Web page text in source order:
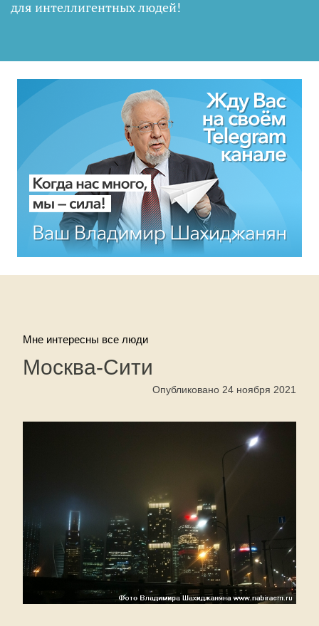
для интеллигентных людей!
Мне интересны все люди
Москва-Сити
Опубликовано 24 ноября 2021